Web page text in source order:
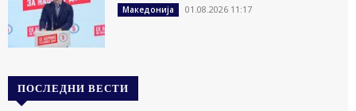
Македонија 01.08.2026 11:17
ПОСЛЕДНИ ВЕСТИ